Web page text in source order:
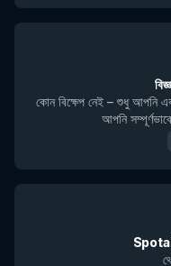
কোন বিক্ষেপ নেই – শুধু আপনি
আপনি